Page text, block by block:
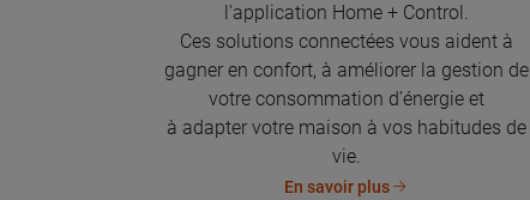
l'application Home + Control.
Ces solutions connectées vous aident à
gagner en confort, à améliorer la gestion de
votre consommation d’énergie et
à adapter votre maison à vos habitudes de
vie.
En savoir plus